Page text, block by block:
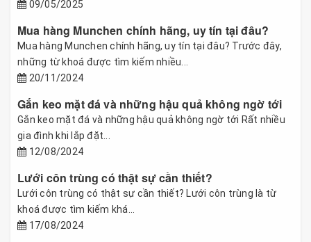
09/05/2025
Mua hàng Munchen chính hãng, uy tín tại đâu?
Mua hàng Munchen chính hãng, uy tín tại đâu? Trước đây,
những từ khoá được tìm kiếm nhiều...
20/11/2024
Gắn keo mặt đá và những hậu quả không ngờ tới
Gắn keo mặt đá và những hậu quả không ngờ tới Rất nhiều
gia đình khi lắp đặt...
12/08/2024
Lưới côn trùng có thật sự cần thiết?
Lưới côn trùng có thật sự cần thiết? Lưới côn trùng là từ
khoá được tìm kiếm khá...
17/08/2024